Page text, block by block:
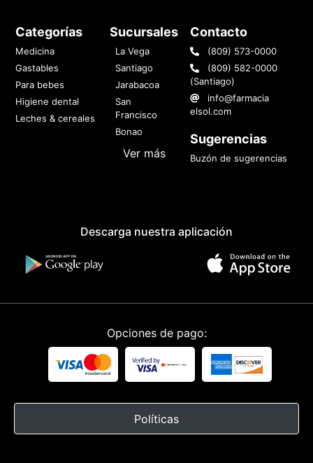
Categorías
Medicina
Gastables
Para bebes
Higiene dental
Leches & cereales
Sucursales
La Vega
Santiago
Jarabacoa
San
Francisco
Bonao
Ver más
Contacto
(809) 573-0000
(809) 582-0000
(Santiago)
info@farmacia
elsol.com
Sugerencias
Buzón de sugerencias
Descarga nuestra aplicación
Opciones de pago:
Políticas